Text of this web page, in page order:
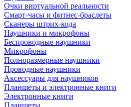
Очки виртуальной реальности
Смарт-часы и фитнес-браслеты
Сканеры штрих-кода
Наушники и микрофоны
Беспроводные наушники
Микрофоны
Полноразмерные наушники
Проводные наушники
Аксессуары для наушников
Планшеты и электронные книги
Электронные книги
Планшеты